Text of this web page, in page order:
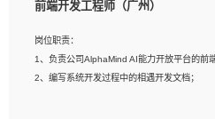
岗位要求：
2、熟悉产品及需求规划工具，如:Axure、
3、具备良好的交流协调能力，有较强的责任
4、有较强的系统需求分析、文档编写能力、
前端开发工程师（广州）
岗位职责：
1、负责公司AlphaMind AI能力开放平台的前
2、编写系统开发过程中的相遇开发文档；